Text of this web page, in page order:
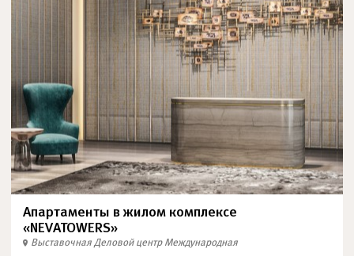
Апартаменты в жилом комплексе
«NEVATOWERS»
Выставочная Деловой центр Международная